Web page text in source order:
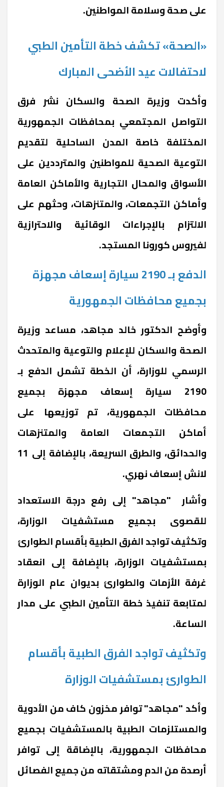
على صحة وسلامة المواطنين.
«الصحة» تكشف خطة التأمين الطبي
لاحتفالات عيد الأضحى المبارك
وأكدت وزيرة الصحة والسكان نشر فرق
التواصل المجتمعي بمحافظات الجمهورية
المختلفة خاصة المدن الساحلية لتقديم
التوعية الصحية للمواطنين والمترددين على
الأسواق والمحال التجارية والأماكن العامة
وأماكن التجمعات، والمتنزهات، وحثهم على
الالتزام بالإجراءات الوقائية والاحترازية
لفيروس كورونا المستجد.
الدفع بـ 2190 سيارة إسعاف مجهزة
بجميع محافظات الجمهورية
وأوضح الدكتور خالد مجاهد، مساعد وزيرة
الصحة والسكان للإعلام والتوعية والمتحدث
الرسمي للوزارة، أن الخطة تشمل الدفع بـ
2190 سيارة إسعاف مجهزة بجميع
محافظات الجمهورية، تم توزيعها على
أماكن التجمعات العامة والمتنزهات
والحدائق، والطرق السريعة، بالإضافة إلى 11
لانش إسعاف نهري.
وأشار "مجاهد" إلى رفع درجة الاستعداد
للقصوى بجميع مستشفيات الوزارة،
وتكثيف تواجد الفرق الطبية بأقسام الطوارئ
بمستشفيات الوزارة، بالإضافة إلى انعقاد
غرفة الأزمات والطوارئ بديوان عام الوزارة
لمتابعة تنفيذ خطة التأمين الطبي على مدار
الساعة.
وتكثيف تواجد الفرق الطبية بأقسام
الطوارئ بمستشفيات الوزارة
وأكد "مجاهد" توافر مخزون كاف من الأدوية
والمستلزمات الطبية بالمستشفيات بجميع
محافظات الجمهورية، بالإضاقة إلى توافر
أرصدة من الدم ومشتقاته من جميع الفصائل